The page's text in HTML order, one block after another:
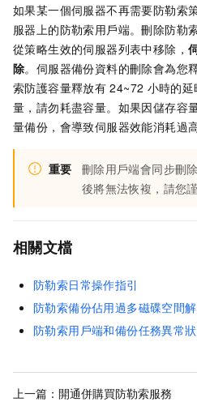
如果某一個伺服器不再需要防勒索
服器上的防勒索用戶端。刪除防勒
從策略生效的伺服器列表中移除，
除。伺服器備份資料的刪除會為您
索防護容量釋放有 24~72 小時的
量，請勿耗盡容量。如果因儲存容
量備份，會導致伺服器效能消耗過高
重要
刪除用戶端會同步刪
後將無法恢複，請您謹
相關文檔
防勒索日常操作指引
防勒索備份佔用過多磁碟空間
防勒索用戶端和備份任務異常
上一篇： 開通併購買防勒索服務